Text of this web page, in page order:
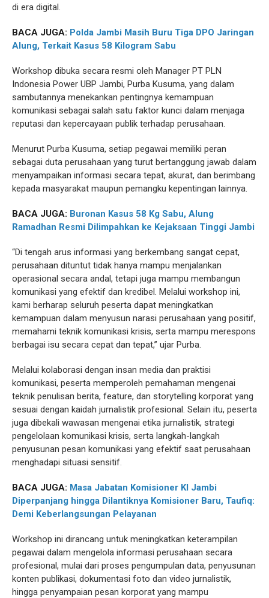
di era digital.
BACA JUGA: Polda Jambi Masih Buru Tiga DPO Jaringan
Alung, Terkait Kasus 58 Kilogram Sabu
Workshop dibuka secara resmi oleh Manager PT PLN
Indonesia Power UBP Jambi, Purba Kusuma, yang dalam
sambutannya menekankan pentingnya kemampuan
komunikasi sebagai salah satu faktor kunci dalam menjaga
reputasi dan kepercayaan publik terhadap perusahaan.
Menurut Purba Kusuma, setiap pegawai memiliki peran
sebagai duta perusahaan yang turut bertanggung jawab dalam
menyampaikan informasi secara tepat, akurat, dan berimbang
kepada masyarakat maupun pemangku kepentingan lainnya.
BACA JUGA: Buronan Kasus 58 Kg Sabu, Alung
Ramadhan Resmi Dilimpahkan ke Kejaksaan Tinggi Jambi
“Di tengah arus informasi yang berkembang sangat cepat,
perusahaan dituntut tidak hanya mampu menjalankan
operasional secara andal, tetapi juga mampu membangun
komunikasi yang efektif dan kredibel. Melalui workshop ini,
kami berharap seluruh peserta dapat meningkatkan
kemampuan dalam menyusun narasi perusahaan yang positif,
memahami teknik komunikasi krisis, serta mampu merespons
berbagai isu secara cepat dan tepat,” ujar Purba.
Melalui kolaborasi dengan insan media dan praktisi
komunikasi, peserta memperoleh pemahaman mengenai
teknik penulisan berita, feature, dan storytelling korporat yang
sesuai dengan kaidah jurnalistik profesional. Selain itu, peserta
juga dibekali wawasan mengenai etika jurnalistik, strategi
pengelolaan komunikasi krisis, serta langkah-langkah
penyusunan pesan komunikasi yang efektif saat perusahaan
menghadapi situasi sensitif.
BACA JUGA: Masa Jabatan Komisioner KI Jambi
Diperpanjang hingga Dilantiknya Komisioner Baru, Taufiq:
Demi Keberlangsungan Pelayanan
Workshop ini dirancang untuk meningkatkan keterampilan
pegawai dalam mengelola informasi perusahaan secara
profesional, mulai dari proses pengumpulan data, penyusunan
konten publikasi, dokumentasi foto dan video jurnalistik,
hingga penyampaian pesan korporat yang mampu